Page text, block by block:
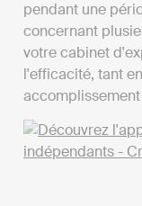
pendant une
concernant
votre cabinet
l'efficacité, tant